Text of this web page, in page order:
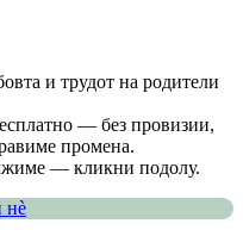
и трудот на родители
— без провизии,
промена.
— кликни подолу.
нѐ